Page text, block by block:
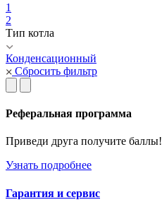
1
2
Тип котла
Конденсационный
Сбросить фильтр
Реферальная программа
Приведи друга получите баллы!
Узнать подробнее
Гарантия и сервис